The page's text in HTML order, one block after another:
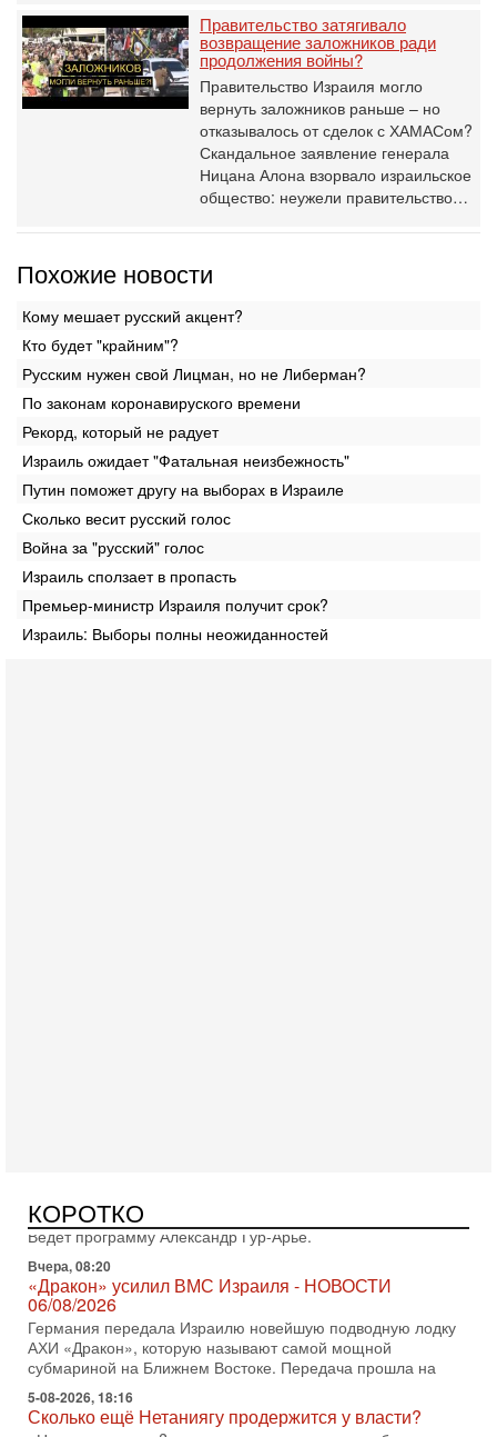
Правительство затягивало
возвращение заложников ради
продолжения войны?
Правительство Израиля могло
вернуть заложников раньше – но
отказывалось от сделок с ХАМАСом?
Скандальное заявление генерала
Ницана Алона взорвало израильское
общество: неужели правительство…
Похожие новости
Кому мешает русский акцент?
Кто будет "крайним"?
Русским нужен свой Лицман, но не Либерман?
По законам коронавируского времени
Рекорд, который не радует
Израиль ожидает "Фатальная неизбежность"
Путин поможет другу на выборах в Израиле
Сколько весит русский голос
Война за "русский" голос
Израиль сползает в пропасть
Премьер-министр Израиля получит срок?
Израиль: Выборы полны неожиданностей
КОРОТКО
ЦАХАЛа в отставке, писатель, журналист, военный историк.
Ведет программу Александр Гур-Арье.
Вчера, 08:20
«Дракон» усилил ВМС Израиля - НОВОСТИ
06/08/2026
Германия передала Израилю новейшую подводную лодку
АХИ «Дракон», которую называют самой мощной
субмариной на Ближнем Востоке. Передача прошла на
5-08-2026, 18:16
Сколько ещё Нетаниягу продержится у власти?